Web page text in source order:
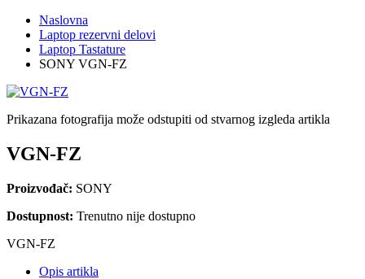
Naslovna
Laptop rezervni delovi
Laptop Tastature
SONY VGN-FZ
Prikazana fotografija može odstupiti od stvarnog izgleda artikla
VGN-FZ
Proizvođač: SONY
Dostupnost: Trenutno nije dostupno
VGN-FZ
Opis artikla